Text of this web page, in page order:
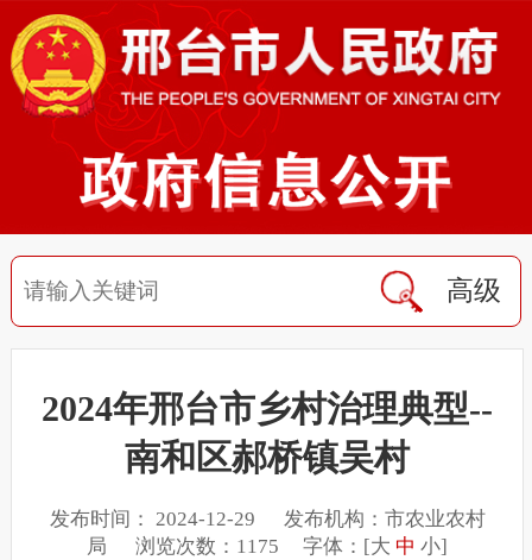
高级
2024年邢台市乡村治理典型--
南和区郝桥镇吴村
发布时间： 2024-12-29 发布机构：市农业农村
局 浏览次数：1175 字体：[大 中 小]